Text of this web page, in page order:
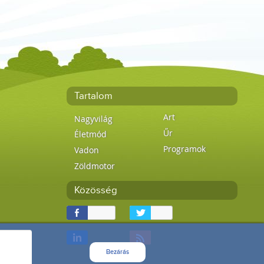
Bezárás
Tartalom
Nagyvilág
Életmód
Vadon
Zöldmotor
Art
Űr
Programok
Közösség